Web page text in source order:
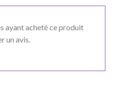
ayant acheté ce produit
un avis.